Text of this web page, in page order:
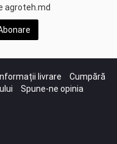
agroteh.md
Informații livrare
Cumpără
Spune-ne opinia